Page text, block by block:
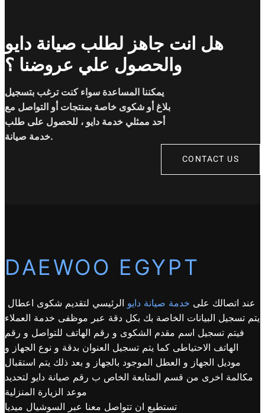
هل انت جاهز لطلب صيانة دايو
والحصول علي عروضنا ؟
يمكننا المساعدة سواء كنت ترغب بتسجيل
بلاغ أو شكوى خاصة بمنتجات أو التواصل مع
أحد ممثلي خدمة دايو ، للحصول على طلب
خدمة صيانة.
CONTACT US
DAEWOO EGYPT
عند اتصالك على خدمة صيانة دايو الرئيسي لتقديم شكوى اعطال
يتم تسجيل البيانات الخاصة بك بكل دقة عبر موظفى خدمة العملاء
فيتم تسجيل اسم مقدم الشكوى و رقم الهاتف للتواصل و رقم
الهاتف الاحتياطى كما يتم تسجيل العنوان بدقة و نوع الجهاز و
موديل الجهاز و العطل الموجود بالجهاز و بعد ذلك يتم استقبال
مكالمة اخرى من قسم المتابعة الخاص ب رقم صيانة دايو لتحديد
موعد الزيارة المنزلية
تستطيع ان تتواصل معنا عبر السوشيال ميديا